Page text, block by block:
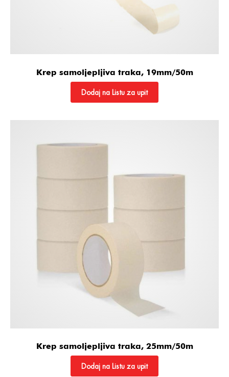
Krep samoljepljiva traka, 19mm/50m
Dodaj na Listu za upit
Krep samoljepljiva traka, 25mm/50m
Dodaj na Listu za upit